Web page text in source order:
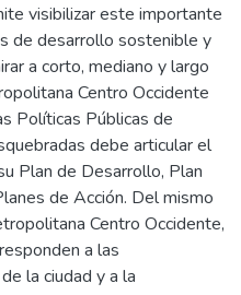
visibilizar este importante
de desarrollo sostenible y
a corto, mediano y largo
Centro Occidente
Políticas Públicas de
debe articular el
Plan de Desarrollo, Plan
de Acción. Del mismo
Centro Occidente,
a las
la ciudad y a la